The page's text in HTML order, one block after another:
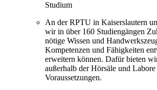
Studium
An der RPTU in Kaiserslautern
wir in über 160 Studiengängen
nötige Wissen und
Kompetenzen und Fähigkeiten
erweitern können. Dafür bieten
außerhalb der Hörsäle und Labore
Voraussetzungen.